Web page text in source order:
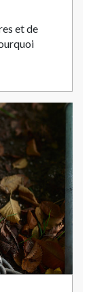
et de